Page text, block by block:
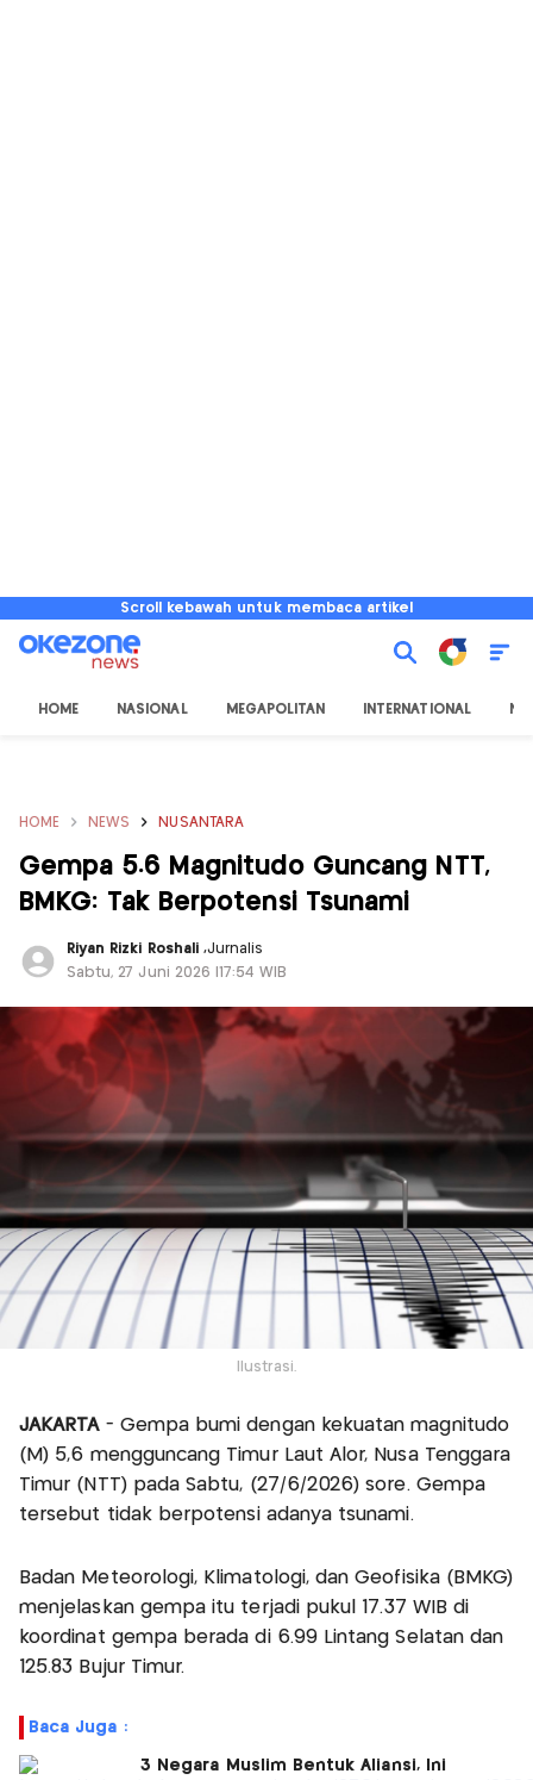
Scroll kebawah untuk membaca artikel
HOME NASIONAL MEGAPOLITAN INTERNATIONAL
HOME NEWS NUSANTARA
Gempa 5.6 Magnitudo Guncang NTT,
BMKG: Tak Berpotensi Tsunami
Riyan Rizki Roshali ,Jurnalis
Sabtu, 27 Juni 2026 |17:54 WIB
Ilustrasi.
JAKARTA - Gempa bumi dengan kekuatan magnitudo
(M) 5,6 mengguncang Timur Laut Alor, Nusa Tenggara
Timur (NTT) pada Sabtu, (27/6/2026) sore. Gempa
tersebut tidak berpotensi adanya tsunami.
Badan Meteorologi, Klimatologi, dan Geofisika (BMKG)
menjelaskan gempa itu terjadi pukul 17.37 WIB di
koordinat gempa berada di 6.99 Lintang Selatan dan
125.83 Bujur Timur.
Baca Juga :
3 Negara Muslim Bentuk Aliansi, Ini